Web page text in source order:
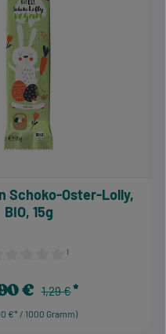
¹
BIO, 15g
€* / 1000 Gramm)
€ Regulärer Preis:
1,29 €